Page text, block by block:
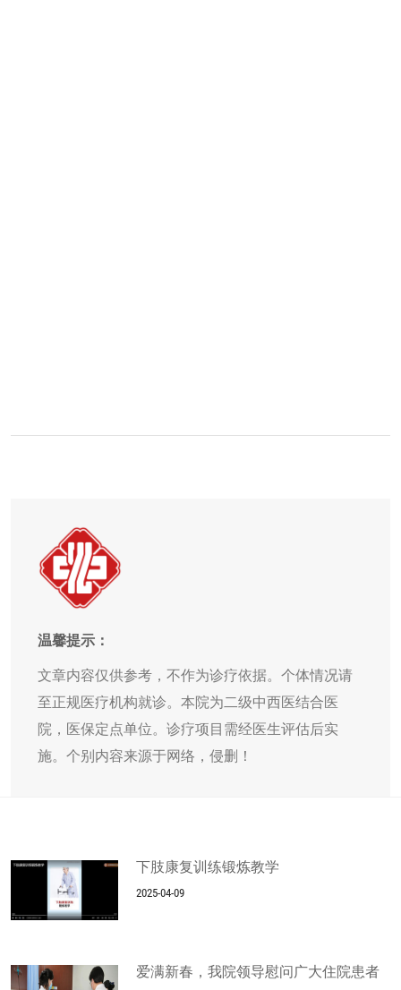
温馨提示：
文章内容仅供参考，不作为诊疗依据。个体情况请
至正规医疗机构就诊。本院为二级中西医结合医
院，医保定点单位。诊疗项目需经医生评估后实
施。个别内容来源于网络，侵删！
下肢康复训练锻炼教学
2025-04-09
爱满新春，我院领导慰问广大住院患者